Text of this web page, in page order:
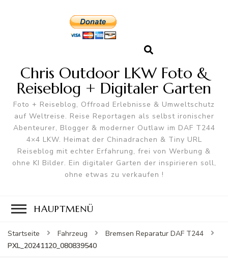
Chris Outdoor LKW Foto &
Reiseblog + Digitaler Garten
Foto + Reiseblog, Offroad Erlebnisse & Umweltschutz
auf Weltreise. Reise Reportagen als selbst ironischer
Abenteurer, Blogger & moderner Outlaw im DAF T244
4×4 LKW. Heimat der Chinadrachen & Tiny URL
Reiseblog mit echter Erfahrung, frei von Werbung &
ohne KI Bilder. Ein digitaler Garten der inspirieren soll,
ohne etwas zu verkaufen !
HAUPTMENÜ
Startseite Fahrzeug
Bremsen Reparatur DAF T244
PXL_20241120_080839540